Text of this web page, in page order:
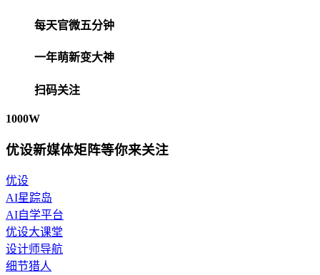
每天官微五分钟
一年萌新变大神
扫码关注
1000W
优设新媒体矩阵等你来关注
优设
AI星踪岛
AI自学平台
优设大课堂
设计师导航
细节猎人